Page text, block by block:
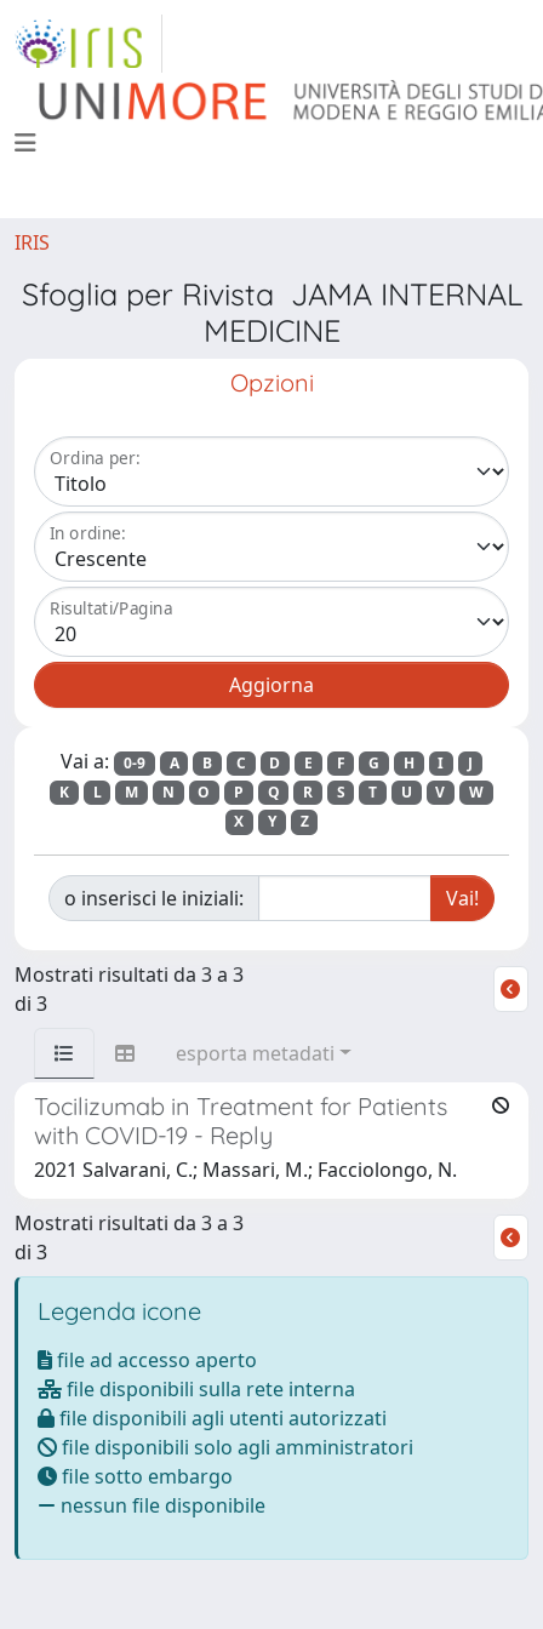
IRIS
Sfoglia per Rivista JAMA INTERNAL
MEDICINE
Opzioni
Ordina per:
In ordine:
Risultati/Pagina
Vai a: 0-9 A B C D E F G H I
J
K
L M N O P Q R S T U V
W
X
Y Z
o inserisci le iniziali:
Mostrati risultati da 3 a 3
di 3
esporta metadati
Tocilizumab in Treatment for Patients
with COVID-19 - Reply
2021 Salvarani, C.; Massari, M.; Facciolongo, N.
Mostrati risultati da 3 a 3
di 3
Legenda icone
file ad accesso aperto
file disponibili sulla rete interna
file disponibili agli utenti autorizzati
file disponibili solo agli amministratori
file sotto embargo
nessun file disponibile